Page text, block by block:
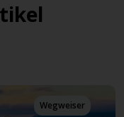
Wegweiser